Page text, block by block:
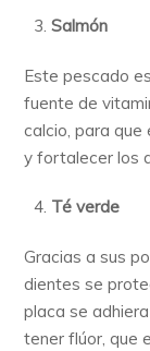
Salmón
Este pescado
fuente de
calcio, para
y fortalecer los
Té verde
Gracias a sus
dientes se
placa se
tener flúor, que